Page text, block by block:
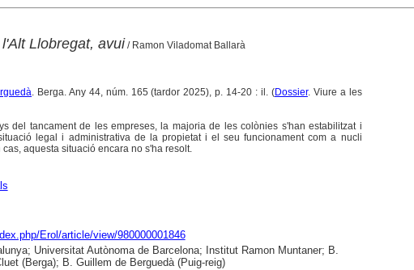
Llobregat, avui/ Ramon Viladomat Ballarà
. Berga. Any 44, núm. 165 (tardor 2025), p. 14-20 : il. (Dossier. Viure a les
del tancament de les empreses, la majoria de les colònies s'han estabilitzat i
legal i administrativa de la propietat i el seu funcionament com a nucli
aquesta situació encara no s'ha resolt.
Erol/article/view/980000001846
Universitat Autònoma de Barcelona; Institut Ramon Muntaner; B.
(Berga); B. Guillem de Berguedà (Puig-reig)